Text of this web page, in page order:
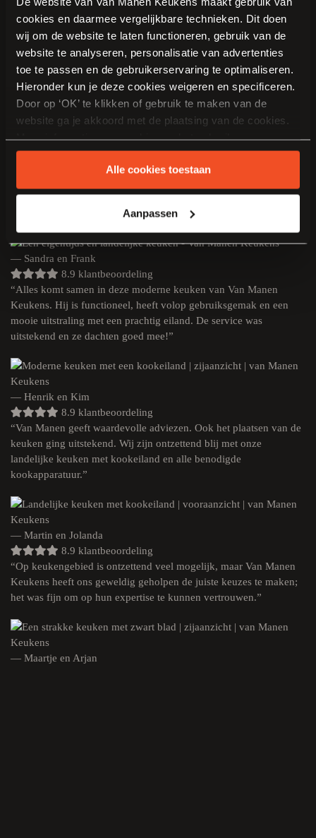
cookies en daarmee vergelijkbare technieken. Dit doen
wij om de website te laten functioneren, gebruik van de
website te analyseren, personalisatie van advertenties
toe te passen en de gebruikerservaring te optimaliseren.
Hieronder kun je deze cookies weigeren en specificeren.
Door op ‘OK’ te klikken of gebruik te maken van de
website ga je akkoord met de plaatsing van de cookies.
Meer informatie over cookies en het gebruik van
persoonsgegevens door Van Manen Keukens vind je
Alle cookies toestaan
Aanpassen
geheel.
KLANTEN VERTELLEN
8.9 klantbeoordeling
nagekomen. En Van Manen Keukens kan alles op maat maken; dat
maakt de kans dat je slaagt erg groot!”
— Sandra en Frank
8.9 klantbeoordeling
“Alles komt samen in deze moderne keuken van Van Manen
Keukens. Hij is functioneel, heeft volop gebruiksgemak en een
mooie uitstraling met een prachtig eiland. De service was
uitstekend en ze dachten goed mee!”
— Henrik en Kim
8.9 klantbeoordeling
“Van Manen geeft waardevolle adviezen. Ook het plaatsen van de
keuken ging uitstekend. Wij zijn ontzettend blij met onze
landelijke keuken met kookeiland en alle benodigde
kookapparatuur.”
— Martin en Jolanda
8.9 klantbeoordeling
“Op keukengebied is ontzettend veel mogelijk, maar Van Manen
Keukens heeft ons geweldig geholpen de juiste keuzes te maken;
het was fijn om op hun expertise te kunnen vertrouwen.”
— Maartje en Arjan